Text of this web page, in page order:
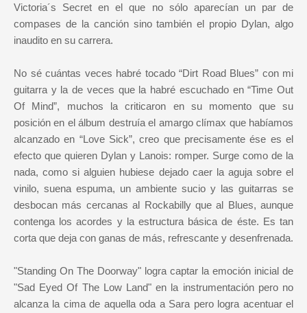
Victoria´s Secret en el que no sólo aparecían un par de
compases de la canción sino también el propio Dylan, algo
inaudito en su carrera.
No sé cuántas veces habré tocado “Dirt Road Blues” con mi
guitarra y la de veces que la habré escuchado en “Time Out
Of Mind”, muchos la criticaron en su momento que su
posición en el álbum destruía el amargo clímax que habíamos
alcanzado en “Love Sick”, creo que precisamente ése es el
efecto que quieren Dylan y Lanois: romper. Surge como de la
nada, como si alguien hubiese dejado caer la aguja sobre el
vinilo, suena espuma, un ambiente sucio y las guitarras se
desbocan más cercanas al Rockabilly que al Blues, aunque
contenga los acordes y la estructura básica de éste. Es tan
corta que deja con ganas de más, refrescante y desenfrenada.
"Standing On The Doorway" logra captar la emoción inicial de
"Sad Eyed Of The Low Land" en la instrumentación pero no
alcanza la cima de aquella oda a Sara pero logra acentuar el